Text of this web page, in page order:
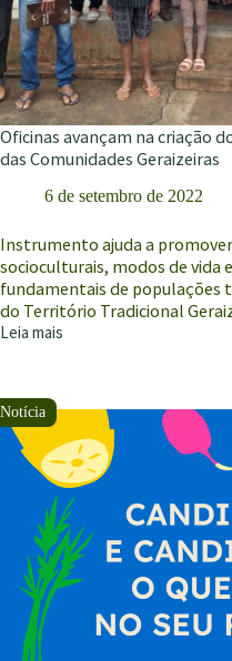
Oficinas avançam na criação
das Comunidades Geraizeiras
6 de setembro de 2022
Instrumento ajuda a
socioculturais, modos de vida
fundamentais de populações
do Território Tradicional
Leia mais
Oficinas
criação
do
Protocolo
Consulta
Comunidades
Geraizeiras